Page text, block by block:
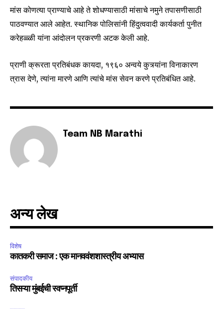
मांस कोणत्या प्राण्याचे आहे ते शोधण्यासाठी मांसाचे नमुने तपासणीसाठी
पाठवण्यात आले आहेत. स्थानिक पोलिसांनी हिंदुत्ववादी कार्यकर्ता पुनीत
करेहळ्ळी यांना आंदोलन प्रकरणी अटक केली आहे.
प्राणी क्रूरता प्रतिबंधक कायदा, १९६० अन्वये कुत्र्यांना विनाकारण
त्रास देणे, त्यांना मारणे आणि त्यांचे मांस सेवन करणे प्रतिबंधित आहे.
Team NB Marathi
अन्य लेख
विशेष
कातकरी समाज : एक मानववंशशास्त्रीय अभ्यास
संपादकीय
तिसऱ्या मुंबईची स्वप्नपूर्ती